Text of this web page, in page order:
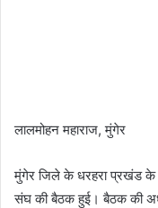
लालमोहन महाराज, मुंगेर
मुंगेर जिले के धरहरा प्रखंड के
संघ की बैठक हुई। बैठक की